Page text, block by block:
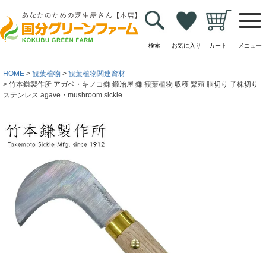
検索 お気に入り カート メニュー
HOME 観葉植物
観葉植物関連資材
竹本鎌製作所 アガベ・キノコ鎌 鍛冶屋 鎌 観葉植物 収穫 繁殖 胴切り 子株切り
ステンレス agave・mushroom sickle